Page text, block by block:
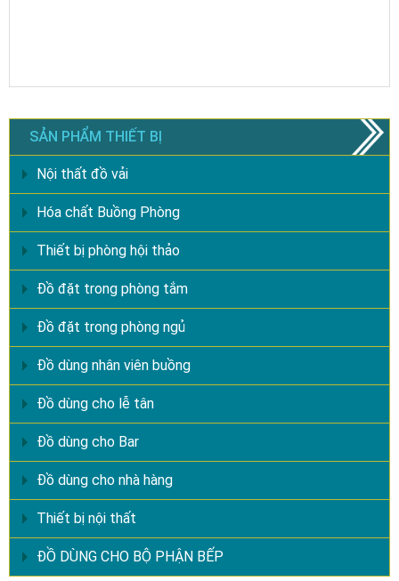
SẢN PHẨM THIẾT BỊ
Nội thất đồ vải
Hóa chất Buồng Phòng
Thiết bị phòng hội thảo
Đồ đặt trong phòng tắm
Đồ đặt trong phòng ngủ
Đồ dùng nhân viên buồng
Đồ dùng cho lễ tân
Đồ dùng cho Bar
Đồ dùng cho nhà hàng
Thiết bị nội thất
ĐỒ DÙNG CHO BỘ PHẬN BẾP